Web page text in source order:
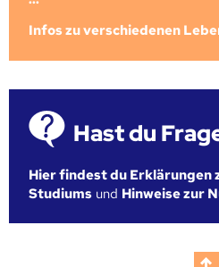
Infos zu verschiedenen
Hast du
Hier findest du Erklärungen
Studiums und Hinweise zur